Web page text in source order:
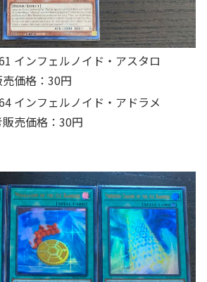
インフェルノイド・アスタロ
価格：30円
インフェルノイド・アドラメ
売価格：30円